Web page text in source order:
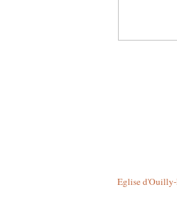
Eglise